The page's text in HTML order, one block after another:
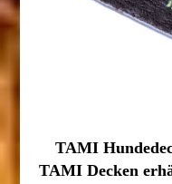
TAMI
TAMI Decken